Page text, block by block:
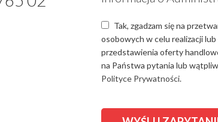
Tak, zgadzam się na
osobowych w celu realizacji lub
przedstawienia oferty
na Państwa pytania lub
Polityce Prywatności.